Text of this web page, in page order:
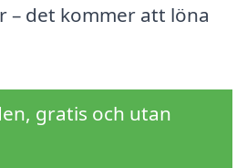
– det kommer att löna
gratis och utan